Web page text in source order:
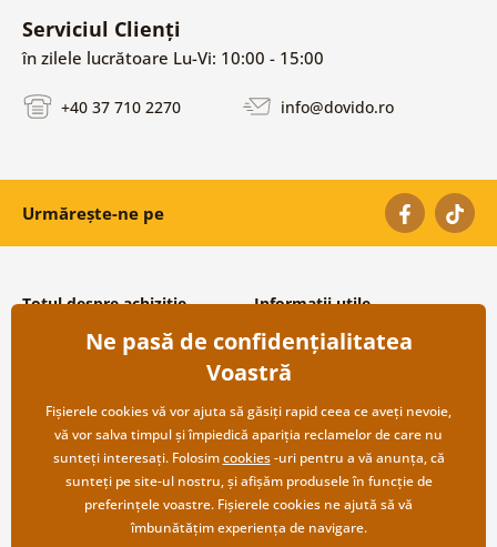
Serviciul Clienți
în zilele lucrătoare Lu-Vi: 10:00 - 15:00
+40 37 710 2270 info@dovido.ro
Urmărește-ne pe
Totul despre achiziție
Condiții și termeni generali
Protecția datelor personale
Transport și modalități de plată
Returnare
Informații utile
Despre noi
Întrebări frecvente
Contacte
Cooperare angro
Ne pasă de confidențialitatea
Voastră
Fișierele cookies vă vor ajuta să găsiți rapid ceea ce aveți nevoie,
vă vor salva timpul și împiedică apariția reclamelor de care nu
sunteți interesați. Folosimcookies-uri pentru a vă anunța, că
sunteți pe site-ul nostru, și afișăm produsele în funcție de
preferințele voastre. Fișierele cookies ne ajută să vă
îmbunătățim experiența de navigare.